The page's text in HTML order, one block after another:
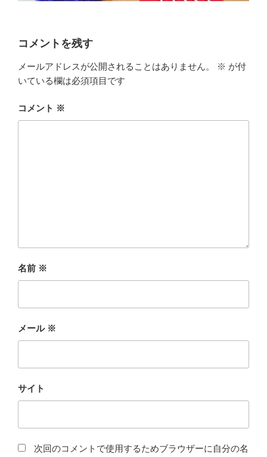
コメントを残す
メールアドレスが公開されることはありません。 ※ が付
いている欄は必須項目です
コメント ※
名前 ※
メール ※
サイト
次回のコメントで使用するためブラウザーに自分の名